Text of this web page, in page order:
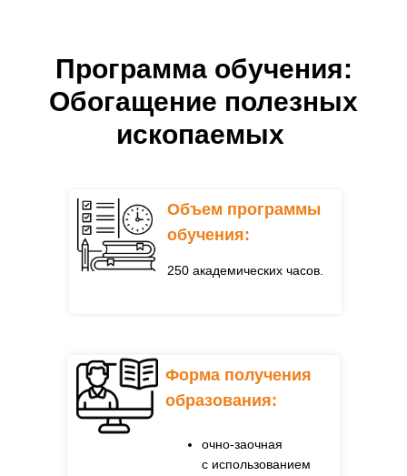
Программа обучения:
Обогащение полезных
ископаемых
250 академических часов.
Объем программы
обучения:
очно-заочно
без отрыва от
производства – заочно
(дистанционно)
законом от 29
декабря 2012 г. N
Цель обучения:
очно-заочная
с использованием
Форма получения
образования:
514 академических часов.
обучения:
с полным отрывом от
производства - очно
с частичным отрывом
без отрыва от
производства – заочно
образования: